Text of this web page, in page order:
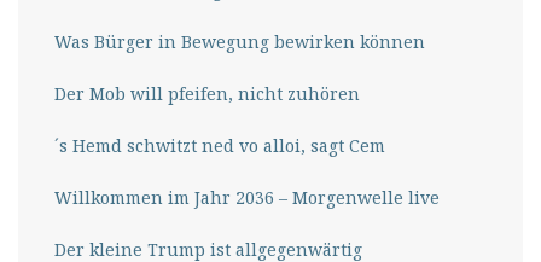
Was Bürger in Bewegung bewirken können
Der Mob will pfeifen, nicht zuhören
´s Hemd schwitzt ned vo alloi, sagt Cem
Willkommen im Jahr 2036 – Morgenwelle live
Der kleine Trump ist allgegenwärtig